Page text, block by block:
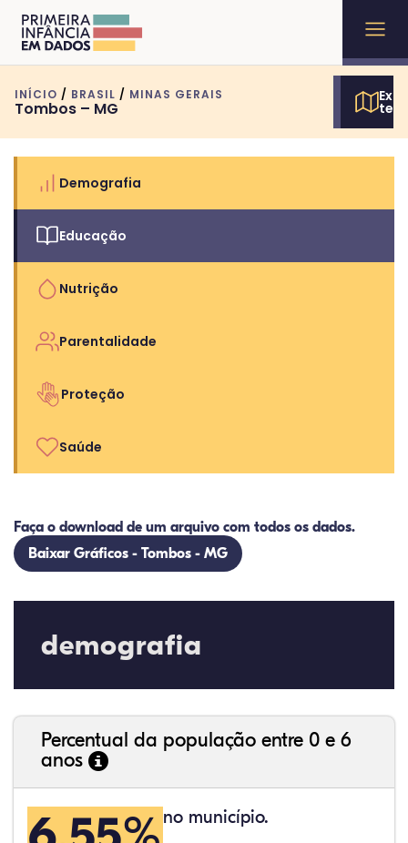
INÍCIO / BRASIL / MINAS GERAIS
Tombos – MG
Demografia
Educação
Nutrição
Parentalidade
Proteção
Saúde
Faça o download de um arquivo com todos os dados.
Baixar Gráficos - Tombos - MG
demografia
Percentual da população entre 0 e 6
anos
no município.